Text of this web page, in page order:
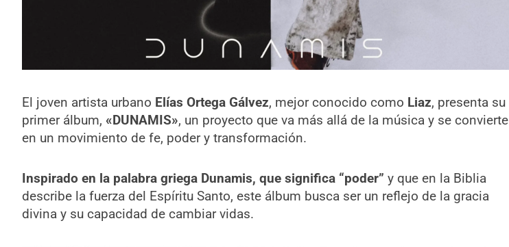
El joven artista urbano Elías Ortega Gálvez, mejor conocido como Liaz, presenta su
primer álbum, «DUNAMIS», un proyecto que va más allá de la música y se convierte
en un movimiento de fe, poder y transformación.
Inspirado en la palabra griega Dunamis, que significa “poder” y que en la Biblia
describe la fuerza del Espíritu Santo, este álbum busca ser un reflejo de la gracia
divina y su capacidad de cambiar vidas.